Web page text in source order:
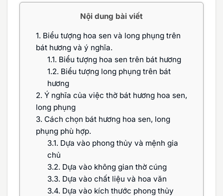
Nội dung bài viết
1. Biểu tượng hoa sen và long phụng trên
bát hương và ý nghĩa.
1.1. Biểu tượng hoa sen trên bát hương
1.2. Biểu tượng long phụng trên bát
hương
2. Ý nghĩa của việc thờ bát hương hoa sen,
long phụng
3. Cách chọn bát hương hoa sen, long
phụng phù hợp.
3.1. Dựa vào phong thủy và mệnh gia
chủ
3.2. Dựa vào không gian thờ cúng
3.3. Dựa vào chất liệu và hoa văn
3.4. Dựa vào kích thước phong thủy